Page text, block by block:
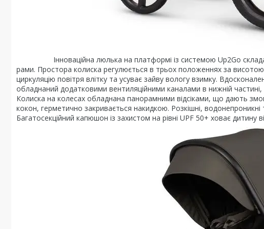
Інноваційна люлька на платформі із системою Up2Go
рами. Простора колиска регулюється в трьох положеннях за
циркуляцію повітря влітку та усуває зайву вологу взимку.
обладнаний додатковими вентиляційними каналами в нижній
Колиска на колесах обладнана панорамними відсіками, що дають
кокон, герметично закривається накидкою. Розкішні, водонепроникні
Багатосекційний капюшон із захистом на рівні UPF 50+ ховає